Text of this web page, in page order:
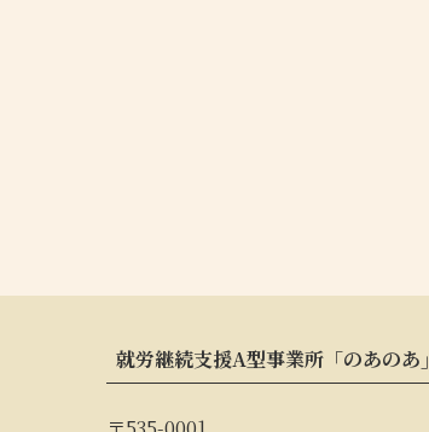
就労継続支援A型事業所「のあのあ」